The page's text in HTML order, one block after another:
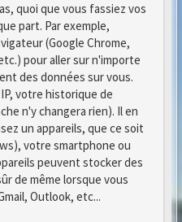
quoi que vous fassiez vos
part. Par exemple,
(Google Chrome,
pour aller sur n'importe
des données sur vous.
votre historique de
n'y changera rien). Il en
un appareils, que ce soit
votre smartphone ou
peuvent stocker des
de même lorsque vous
Outlook, etc...